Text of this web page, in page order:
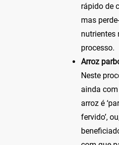
rápido de
mas
nutrientes
processo.
Arroz
Neste
ainda
arroz é
fervido’,